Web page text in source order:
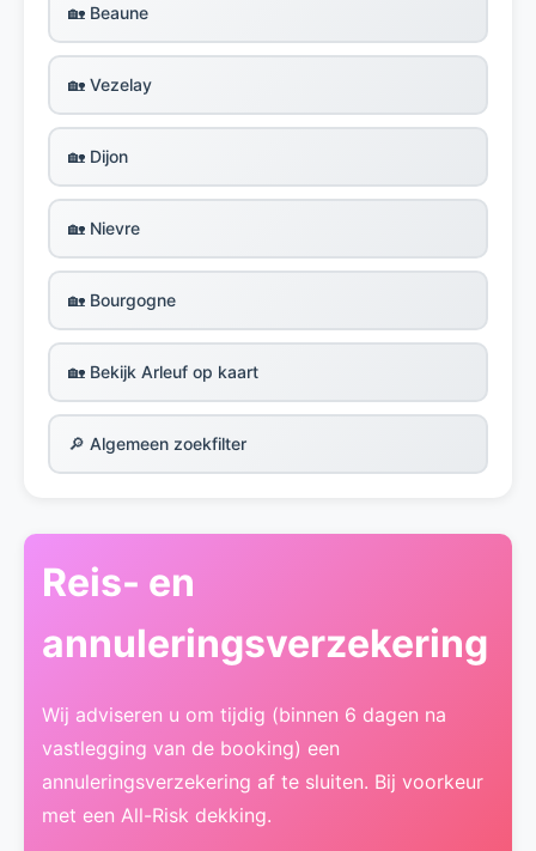
🏡 Beaune
🏡 Vezelay
🏡 Dijon
🏡 Nievre
🏡 Bourgogne
🏡 Bekijk Arleuf op kaart
🔎 Algemeen zoekfilter
Reis- en
annuleringsverzekering
Wij adviseren u om tijdig (binnen 6 dagen na
vastlegging van de booking) een
annuleringsverzekering af te sluiten. Bij voorkeur
met een All-Risk dekking.